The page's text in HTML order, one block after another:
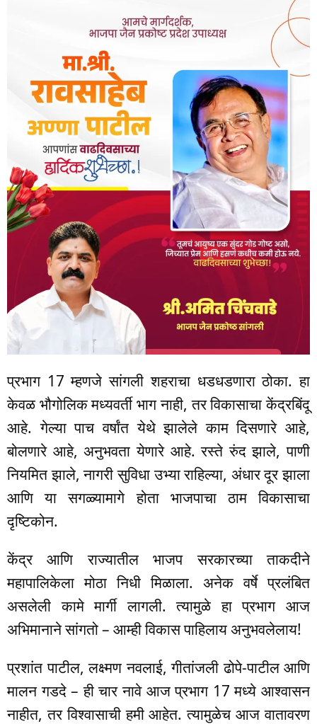
प्रभाग 17 म्हणजे सांगली शहराचा धडधडणारा ठोका. हा
केवळ भौगोलिक मध्यवर्ती भाग नाही, तर विकासाचा केंद्रबिंदू
आहे. गेल्या पाच वर्षांत येथे झालेले काम दिसणारे आहे,
बोलणारे आहे, अनुभवता येणारे आहे. रस्ते रुंद झाले, पाणी
नियमित झाले, नागरी सुविधा उभ्या राहिल्या, अंधार दूर झाला
आणि या सगळ्यामागे होता भाजपाचा ठाम विकासाचा
दृष्टिकोन.
केंद्र आणि राज्यातील भाजप सरकारच्या ताकदीने
महापालिकेला मोठा निधी मिळाला. अनेक वर्षे प्रलंबित
असलेली कामे मार्गी लागली. त्यामुळे हा प्रभाग आज
अभिमानाने सांगतो – आम्ही विकास पाहिलाय अनुभवलेलाय!
प्रशांत पाटील, लक्ष्मण नवलाई, गीतांजली ढोपे-पाटील आणि
मालन गडदे – ही चार नावे आज प्रभाग 17 मध्ये आश्वासन
नाहीत, तर विश्वासाची हमी आहेत. त्यामुळेच आज वातावरण